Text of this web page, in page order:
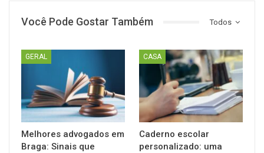
Todos
Você Pode Gostar Também
GERAL
Melhores advogados em
Braga: Sinais que
CASA
Caderno escolar
personalizado: uma